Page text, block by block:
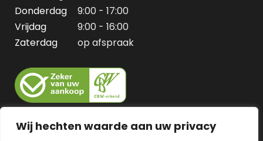
Wij hechten waarde aan uw privacy
Donderdag
9:00 - 17:00
Vrijdag
9:00 - 16:00
Zaterdag
op afspraak